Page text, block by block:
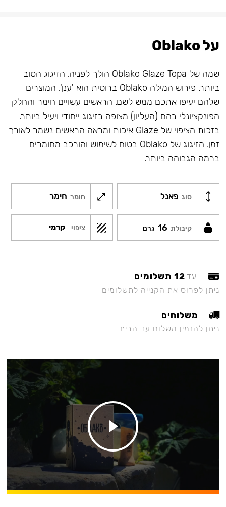
על Oblako
שמה של Oblako Glaze Topa הולך לפניה, הזיגוג הטוב
ביותר. פירוש המילה Oblako ברוסית הוא 'ענן', המוצרים
שלהם יעיפו אתכם ממש לשם. הראשים עשויים חימר והחלק
הפונקציונלי בהם (העליון) מצופה בזיגוג ייחודי ויעיל ביותר.
בזכות הציפוי של Glaze איכות ומראה הראשים נשמר לאורך
זמן. הזיגוג של Oblako בטוח לשימוש והורכב מחומרים
ברמה הגבוהה ביותר.
סוג פאנל חומר חימר
קיבולת 16 גרם ציפוי קרמי
עד 12 תשלומים
ניתן לפרוס את הקנייה לתשלומים
משלוחים
ניתן להזמין משלוח עד הבית